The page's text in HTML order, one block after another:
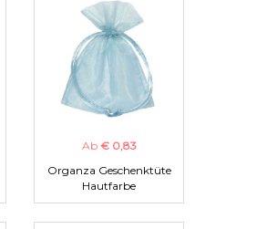
Ab € 0,83
Organza Geschenktüte
Hautfarbe